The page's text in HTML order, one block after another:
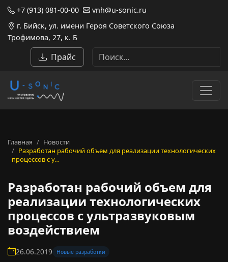
+7 (913) 081-00-00
vnh@u-sonic.ru
г. Бийск, ул. имени Героя Советского Союза
Трофимова, 27, к. Б
Прайс
Главная
Новости
Разработан рабочий объем для реализации технологических
процессов с у…
Разработан рабочий объем для
реализации технологических
процессов с ультразвуковым
воздействием
26.06.2019 Новые разработки